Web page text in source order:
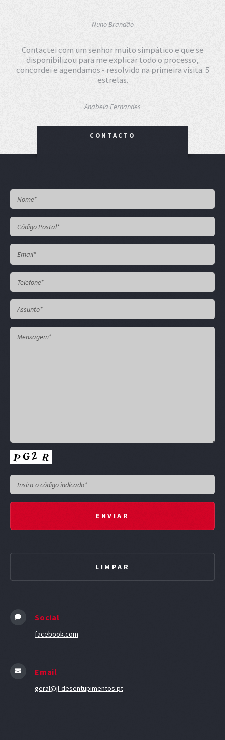
Nuno Brandão
Contactei com um senhor muito simpático e que se
disponibilizou para me explicar todo o processo,
concordei e agendamos - resolvido na primeira visita. 5
estrelas.
Anabela Fernandes
CONTACTO
Social
facebook.com
Email
geral@jl-desentupimentos.pt